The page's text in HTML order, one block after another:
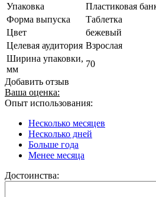
Упаковка
Пластиковая
Форма выпуска
Таблетка
Цвет
бежевый
Целевая аудитория Взрослая
Ширина упаковки,
мм
70
Добавить отзыв
Ваша оценка:
Опыт использования:
Несколько месяцев
Несколько дней
Больше года
Менее месяца
Достоинства: